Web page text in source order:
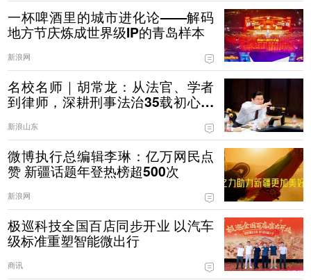
一杯啤酒里的城市进化论——解码
地方节庆炼成世界级IP的青岛样本
新浪网
名校名师｜胡常龙：从法官、学者
到律师，深耕刑事法治35载初心不
新浪山东
微博执行总编辑李琳：亿万网民点
赞 新疆话题年登热榜超500次
新浪网
极巡科技全国百店同步开业 以汽车
级标准重塑智能微出行
商讯